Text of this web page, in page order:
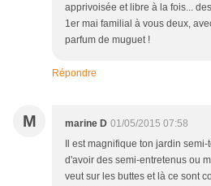
apprivoisée et libre à la fois...
1er mai familial à vous deux,
parfum de muguet !
Répondre
M marine D 01/05/2015 07:58
Il est magnifique ton jardin
d'avoir des semi-entretenus ou
veut sur les buttes et là ce sont